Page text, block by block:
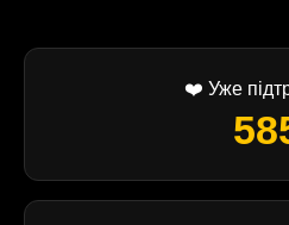
❤️ Уже